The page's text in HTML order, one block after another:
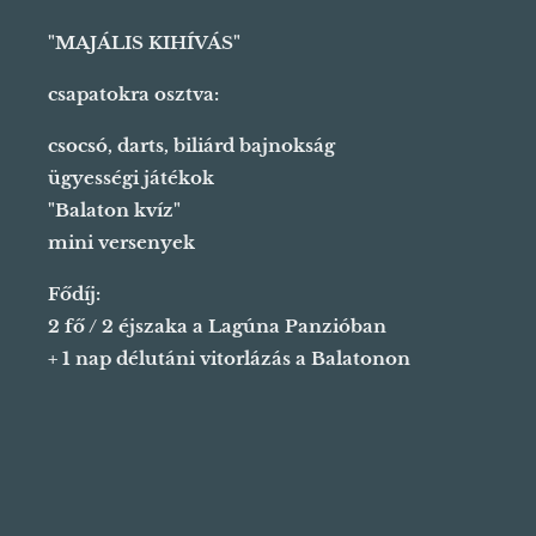
"MAJÁLIS KIHÍVÁS"
csapatokra osztva:
csocsó, darts, biliárd bajnokság
ügyességi játékok
"Balaton kvíz"
mini versenyek
Fődíj:
2 fő / 2 éjszaka a Lagúna Panzióban
+ 1 nap délutáni vitorlázás a Balatonon